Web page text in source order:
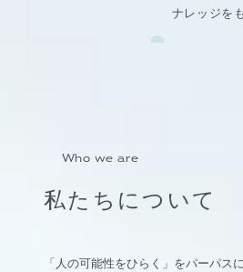
ナレッジを
Who we are
私たちについて
「人の可能性をひらく」をパーパス